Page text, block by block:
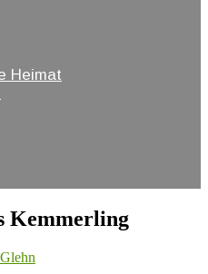
Heimat
Kemmerling
Glehn